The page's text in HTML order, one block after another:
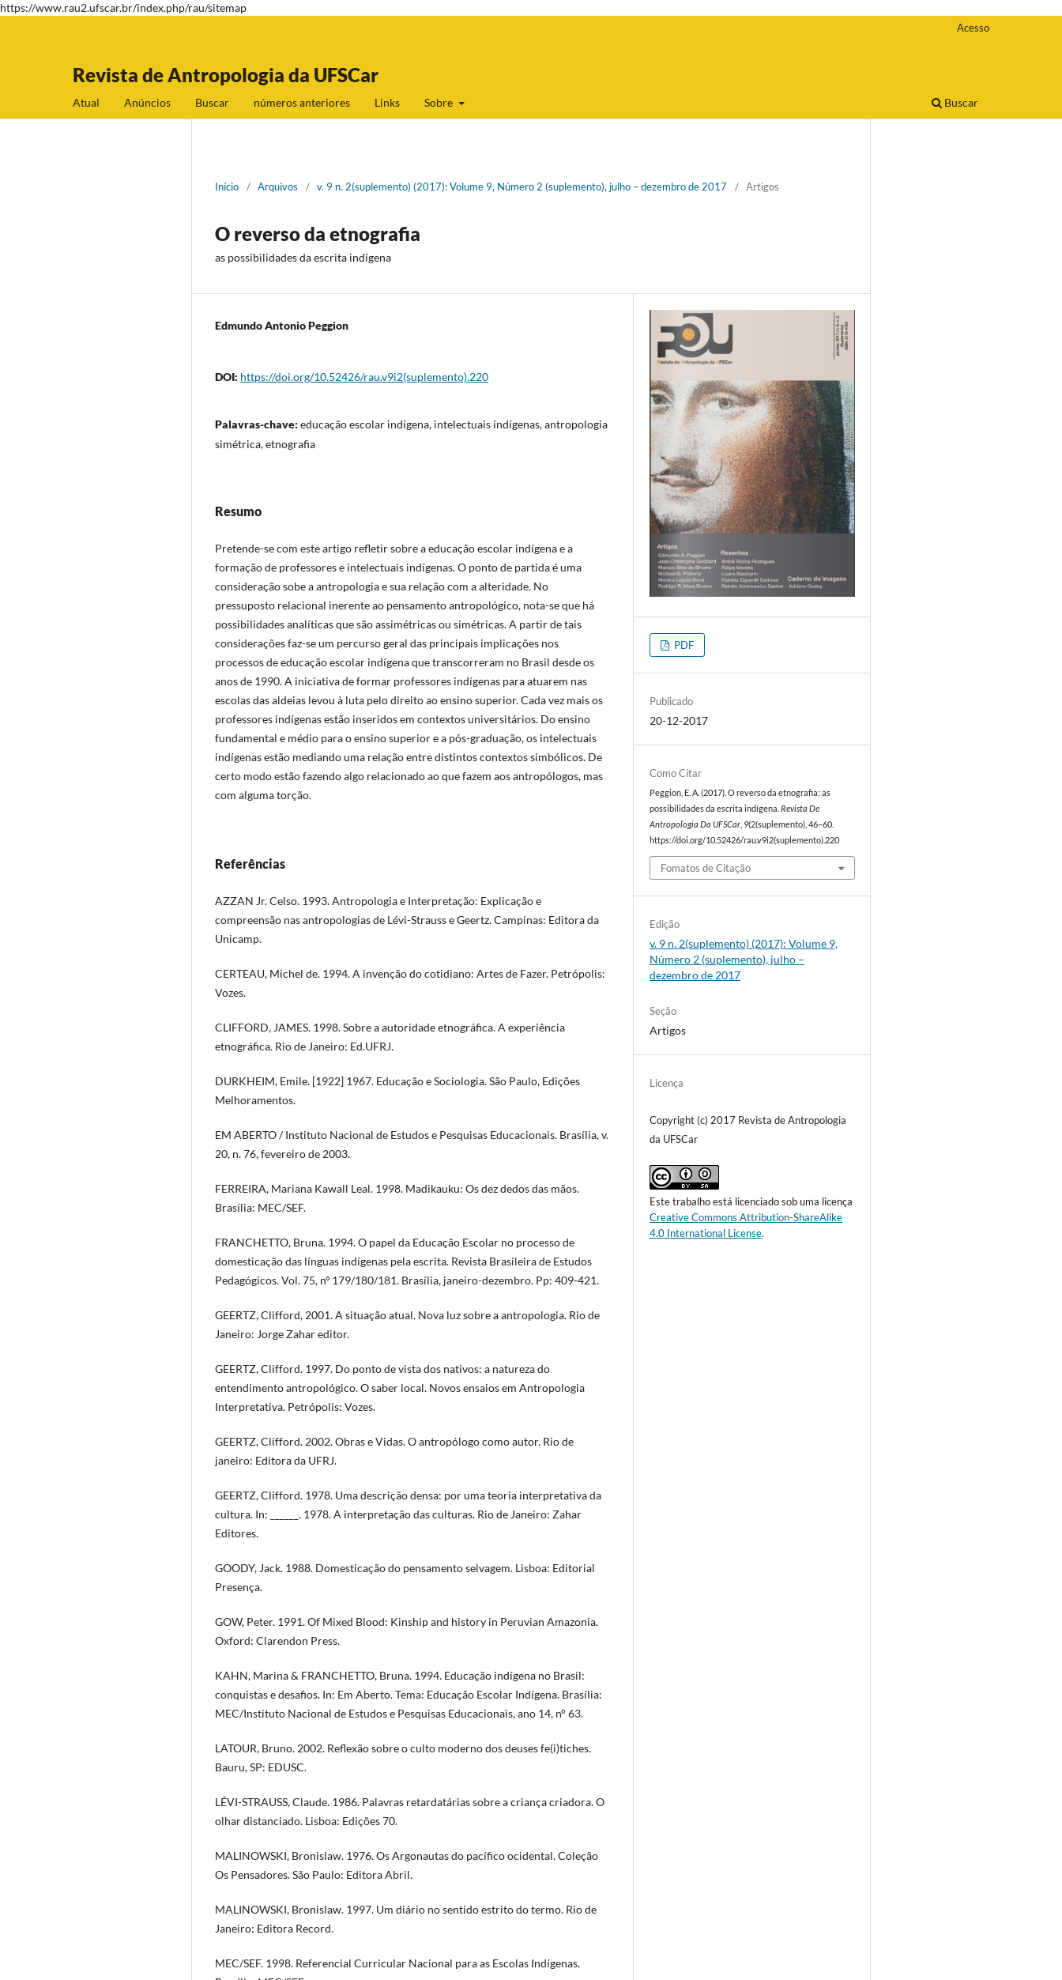
https://www.rau2.ufscar.br/index.php/rau/sitemap
Revista de Antropologia da UFSCar
Atual Anúncios Buscar números anteriores Links Sobre Buscar
Acesso
Início / Arquivos / v. 9 n. 2(suplemento) (2017): Volume 9, Número 2 (suplemento), julho – dezembro de 2017 / Artigos
O reverso da etnografia
as possibilidades da escrita indígena
Edmundo Antonio Peggion
DOI: https://doi.org/10.52426/rau.v9i2(suplemento).220
Palavras-chave: educação escolar indígena, intelectuais indígenas, antropologia
simétrica, etnografia
Resumo
Pretende-se com este artigo refletir sobre a educação escolar indígena e a
formação de professores e intelectuais indígenas. O ponto de partida é uma
consideração sobe a antropologia e sua relação com a alteridade. No
pressuposto relacional inerente ao pensamento antropológico, nota-se que há
possibilidades analíticas que são assimétricas ou simétricas. A partir de tais
considerações faz-se um percurso geral das principais implicações nos
processos de educação escolar indígena que transcorreram no Brasil desde os
anos de 1990. A iniciativa de formar professores indígenas para atuarem nas
escolas das aldeias levou à luta pelo direito ao ensino superior. Cada vez mais os
professores indígenas estão inseridos em contextos universitários. Do ensino
fundamental e médio para o ensino superior e a pós-graduação, os intelectuais
indígenas estão mediando uma relação entre distintos contextos simbólicos. De
certo modo estão fazendo algo relacionado ao que fazem aos antropólogos, mas
com alguma torção.
Referências
AZZAN Jr. Celso. 1993. Antropologia e Interpretação: Explicação e
compreensão nas antropologias de Lévi-Strauss e Geertz. Campinas: Editora da
Unicamp.
CERTEAU, Michel de. 1994. A invenção do cotidiano: Artes de Fazer. Petrópolis:
Vozes.
CLIFFORD, JAMES. 1998. Sobre a autoridade etnográfica. A experiência
etnográfica. Rio de Janeiro: Ed.UFRJ.
DURKHEIM, Emile. [1922] 1967. Educação e Sociologia. São Paulo, Edições
Melhoramentos.
EM ABERTO / Instituto Nacional de Estudos e Pesquisas Educacionais. Brasília, v.
20, n. 76, fevereiro de 2003.
FERREIRA, Mariana Kawall Leal. 1998. Madikauku: Os dez dedos das mãos.
Brasília: MEC/SEF.
FRANCHETTO, Bruna. 1994. O papel da Educação Escolar no processo de
domesticação das línguas indígenas pela escrita. Revista Brasileira de Estudos
Pedagógicos. Vol. 75, nº 179/180/181. Brasília, janeiro-dezembro. Pp: 409-421.
GEERTZ, Clifford, 2001. A situação atual. Nova luz sobre a antropologia. Rio de
Janeiro: Jorge Zahar editor.
GEERTZ, Clifford. 1997. Do ponto de vista dos nativos: a natureza do
entendimento antropológico. O saber local. Novos ensaios em Antropologia
Interpretativa. Petrópolis: Vozes.
GEERTZ, Clifford. 2002. Obras e Vidas. O antropólogo como autor. Rio de
janeiro: Editora da UFRJ.
GEERTZ, Clifford. 1978. Uma descrição densa: por uma teoria interpretativa da
cultura. In: ______. 1978. A interpretação das culturas. Rio de Janeiro: Zahar
Editores.
GOODY, Jack. 1988. Domesticação do pensamento selvagem. Lisboa: Editorial
Presença.
GOW, Peter. 1991. Of Mixed Blood: Kinship and history in Peruvian Amazonia.
Oxford: Clarendon Press.
KAHN, Marina & FRANCHETTO, Bruna. 1994. Educação indígena no Brasil:
conquistas e desafios. In: Em Aberto. Tema: Educação Escolar Indígena. Brasília:
MEC/Instituto Nacional de Estudos e Pesquisas Educacionais, ano 14, n° 63.
LATOUR, Bruno. 2002. Reflexão sobre o culto moderno dos deuses fe(i)tiches.
Bauru, SP: EDUSC.
LÉVI-STRAUSS, Claude. 1986. Palavras retardatárias sobre a criança criadora. O
olhar distanciado. Lisboa: Edições 70.
MALINOWSKI, Bronislaw. 1976. Os Argonautas do pacífico ocidental. Coleção
Os Pensadores. São Paulo: Editora Abril.
MALINOWSKI, Bronislaw. 1997. Um diário no sentido estrito do termo. Rio de
Janeiro: Editora Record.
MEC/SEF. 1998. Referencial Curricular Nacional para as Escolas Indígenas.
PDF
Publicado
20-12-2017
Como Citar
Peggion, E. A. (2017). O reverso da etnografia: as
possibilidades da escrita indígena.Revista De
Antropologia Da UFSCar 9(2(suplemento), 46–60.
https://doi.org/10.52426/rau.v9i2(suplemento).220
Fomatos de Citação
Edição
v. 9 n. 2(suplemento) (2017): Volume 9,
Número 2 (suplemento), julho –
dezembro de 2017
Seção
Artigos
Licença
Copyright (c) 2017 Revista de Antropologia
da UFSCar
Este trabalho está licenciado sob uma licença
Creative Commons Attribution-ShareAlike
4.0 International License.